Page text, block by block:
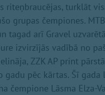
riteņbraucējas, turklāt
grupas čempiones. MTB
tagad arī Gravel
izvirzījās vadībā no
ZZK AP print
gadu pēc kārtas. Šī gada
čempione Lāsma Elza-